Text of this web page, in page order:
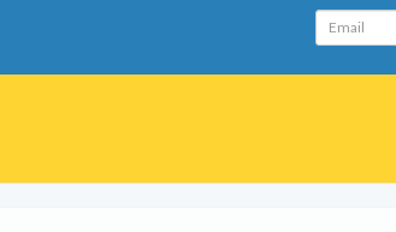
Email